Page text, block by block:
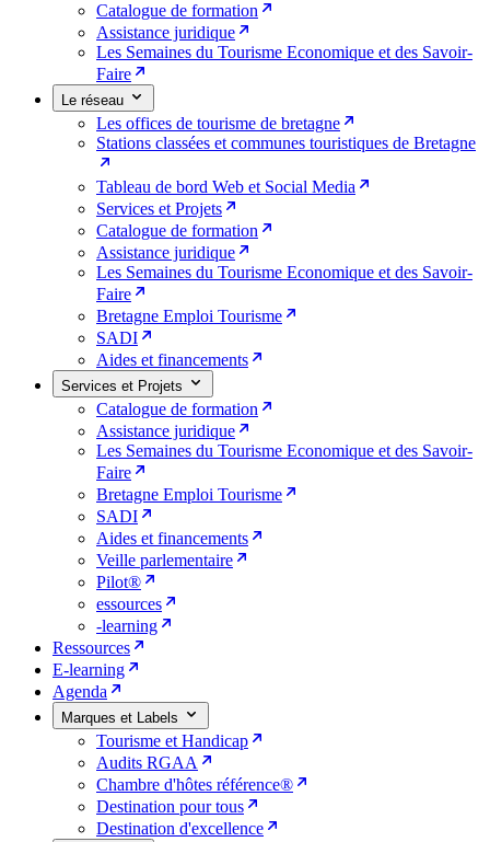
Catalogue de formation
Assistance juridique
Les Semaines du Tourisme Economique et des Savoir-
Faire
Le réseau
Les offices de tourisme de bretagne
Stations classées et communes touristiques de Bretagne
Tableau de bord Web et Social Media
Services et Projets
Catalogue de formation
Assistance juridique
Les Semaines du Tourisme Economique et des Savoir-
Faire
Bretagne Emploi Tourisme
SADI
Aides et financements
Services et Projets
Catalogue de formation
Assistance juridique
Les Semaines du Tourisme Economique et des Savoir-
Faire
Bretagne Emploi Tourisme
SADI
Aides et financements
Veille parlementaire
Pilot®
essources
-learning
Ressources
E-learning
Agenda
Marques et Labels
Tourisme et Handicap
Audits RGAA
Chambre d'hôtes référence®
Destination pour tous
Destination d'excellence